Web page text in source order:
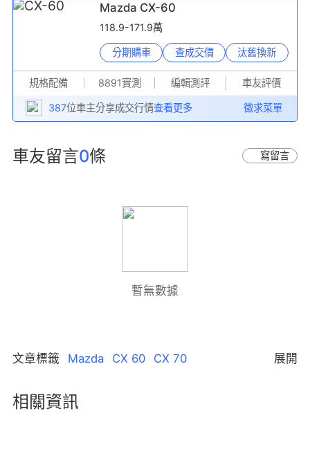
Mazda CX-60
118.9-171.9萬
分期購車 查成交價 汰舊換新
規格配備 8891實測 編輯測評 車友評價
387位車主分享成交行情查看更多 徵求菜單
車友留言0條 寫留言
暫無數據
文章標籤 Mazda CX 60
CX 70
展開
相關資訊